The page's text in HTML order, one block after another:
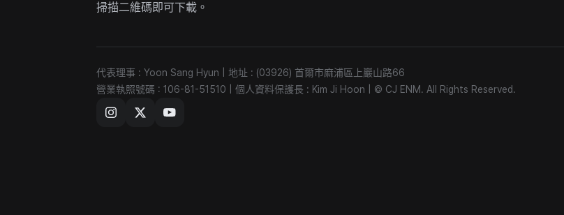
掃描二維碼即可下載。
代表理事 : Yoon Sang Hyun
地址 : (03926) 首爾市麻浦區上巖山路66
營業執照號碼 : 106-81-51510
個人資料保護長 : Kim Ji Hoon © CJ ENM. All Rights Reserved.